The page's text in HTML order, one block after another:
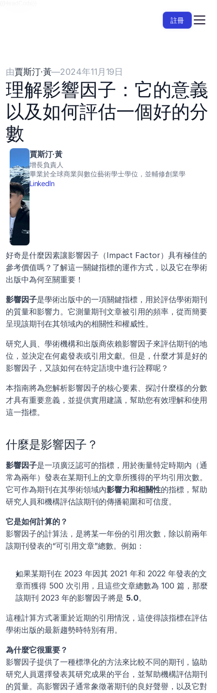
註冊
由賈斯汀·黃—2024年11月19日
理解影響因子：它的意義
以及如何評估一個好的分
數
賈斯汀·黃
增長負責人
畢業於全球商業與數位藝術學士學位，並輔修創業學
LinkedIn
好奇是什麼因素讓影響因子（Impact Factor）具有極佳的
參考價值嗎？了解這一關鍵指標的運作方式，以及它在學術
出版中為何至關重要！
影響因子是學術出版中的一項關鍵指標，用於評估學術期刊
的質量和影響力。它測量期刊文章被引用的頻率，從而簡要
呈現該期刊在其領域內的相關性和權威性。
研究人員、學術機構和出版商依賴影響因子來評估期刊的地
位，並決定在何處發表或引用文獻。但是，什麼才算是好的
影響因子，又該如何在特定語境中進行詮釋呢？
本指南將為您解析影響因子的核心要素、探討什麼樣的分數
才具有重要意義，並提供實用建議，幫助您有效理解和使用
這一指標。
什麼是影響因子？
影響因子是一項廣泛認可的指標，用於衡量特定時期內（通
常為兩年）發表在某期刊上的文章所獲得的平均引用次數。
它可作為期刊在其學術領域內影響力和相關性的指標，幫助
研究人員和機構評估該期刊的傳播範圍和可信度。
它是如何計算的？
影響因子的計算法，是將某一年份的引用次數，除以前兩年
該期刊發表的“可引用文章”總數。例如：
如果某期刊在 2023 年因其 2021 年和 2022 年發表的文
章而獲得 500 次引用，且這些文章總數為 100 篇，那麼
該期刊 2023 年的影響因子將是 5.0。
這種計算方式著重於近期的引用情況，這使得該指標在評估
學術出版的最新趨勢時特別有用。
為什麼它很重要？
影響因子提供了一種標準化的方法來比較不同的期刊，協助
研究人員選擇發表其研究成果的平台，並幫助機構評估期刊
的質量。高影響因子通常象徵著期刊的良好聲譽，以及它對